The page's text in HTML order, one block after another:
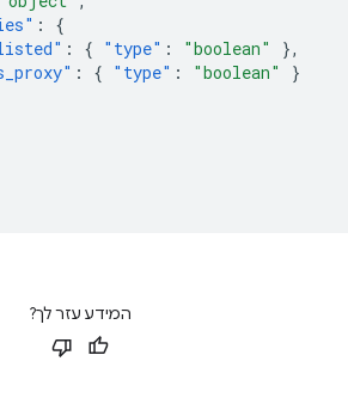
:
{
: { "type" : "boolean"
},
: { "type" : "boolean"
}
המידע עזר לך?